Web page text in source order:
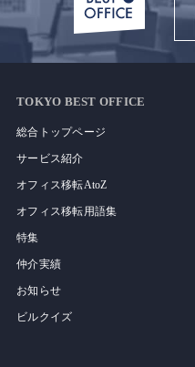
TOKYO BEST OFFICE
総合トップページ
サービス紹介
オフィス移転AtoZ
オフィス移転用語集
特集
仲介実績
お知らせ
ビルクイズ